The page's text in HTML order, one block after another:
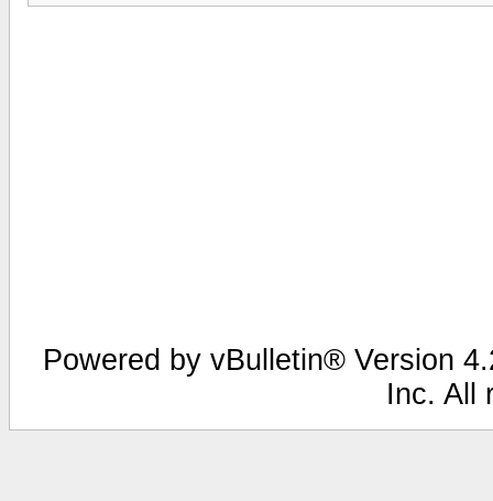
Powered by vBulletin® Version
Inc. All